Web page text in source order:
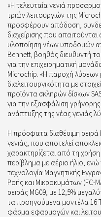
«Η τελευταία γενιά
τριών λειτουργιών της
προσφέρουν απόδοση,
διαχείρισης που
υλοποίηση νέων υποδομών
Bennett, βοηθός διευθυντή
για την επιχειρηματική
Microchip. «Η παροχή λύσεων
διαλειτουργικότητα με
προϊόντα σκληρών δίσκων SAS
για την εξασφάλιση
ανάπτυξης της νέας γενιάς
Η πρόσφατα διαθέσιμη σειρά
γενιάς, που αποτελεί
χαρακτηρίζεται από τη
περίβλημα με αέριο ήλιο,
τεχνολογία Μαγνητικής
Ροής και Μικροκυμάτων (FC-
σειράς MG09, με 12,5%
τα προηγούμενα μοντέλα 16
φάσμα εφαρμογών και